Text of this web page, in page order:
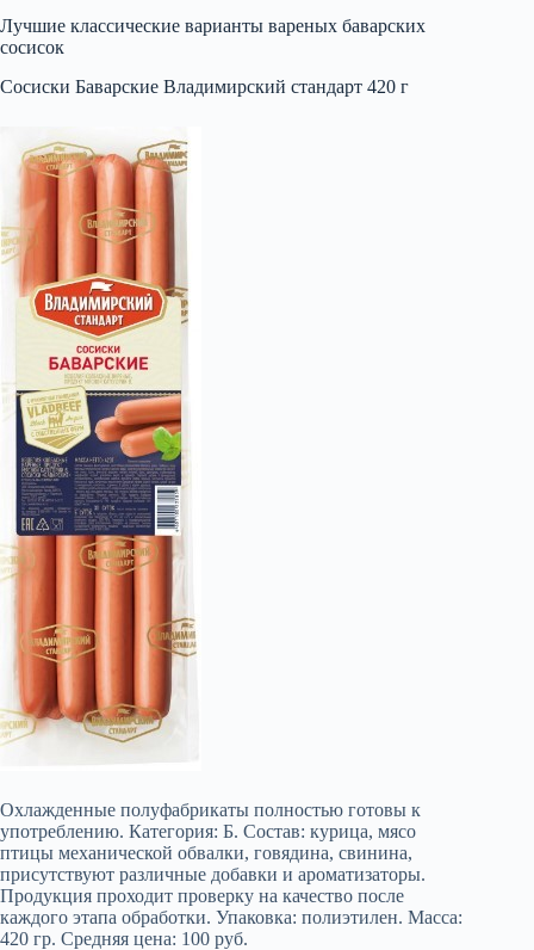
Лучшие классические варианты вареных баварских
сосисок
Сосиски Баварские Владимирский стандарт 420 г
Охлажденные полуфабрикаты полностью готовы к
употреблению. Категория: Б. Состав: курица, мясо
птицы механической обвалки, говядина, свинина,
присутствуют различные добавки и ароматизаторы.
Продукция проходит проверку на качество после
каждого этапа обработки. Упаковка: полиэтилен. Масса:
420 гр. Средняя цена: 100 руб.